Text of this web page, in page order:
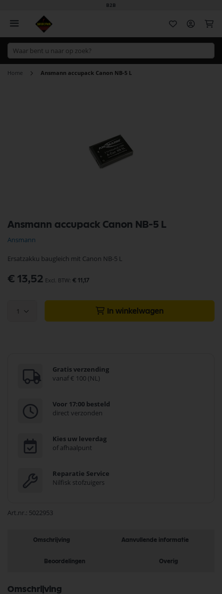
B2B
Home Ansmann accupack Canon NB-5 L
Ansmann accupack Canon NB-5 L
Ansmann
Ersatzakku baugleich mit Canon NB-5 L
€ 13,52 € 11,17
1 In winkelwagen
Gratis verzending
vanaf € 100 (NL)
Voor 17:00 besteld
direct verzonden
Kies uw leverdag
of afhaalpunt
Reparatie Service
Nilfisk stofzuigers
Art.nr. 5022953
naar
het
begin
de
gallerij
Omschrijving Aanvullende informatie
Beoordelingen Overig
Omschrijving